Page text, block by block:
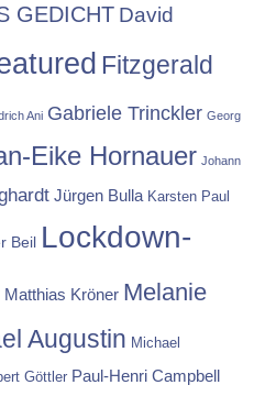
GEDICHT David
Fitzgerald
Ani Gabriele Trinckler Georg
Eike Hornauer Johann
Jürgen Bulla Karsten Paul
Beil Lockdown-
Matthias Kröner Melanie
Augustin Michael
Göttler Paul-Henri Campbell